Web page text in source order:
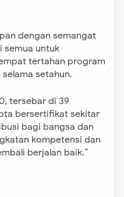
dengan semangat
semua untuk
tertahan program
setahun.
tersebar di 39
bersertifikat sekitar
bagi bangsa dan
kompetensi dan
berjalan baik.”